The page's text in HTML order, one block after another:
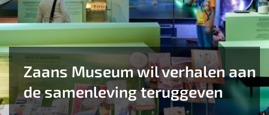
Zaans Museum wil verhalen aan
de samenleving teruggeven